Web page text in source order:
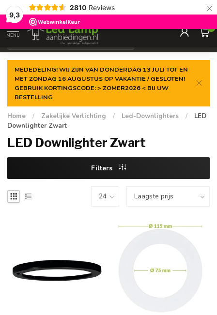
9,3
2810 Reviews ×
Gegarandeerde delaagste prijs
MENU
0
MEDEDELING! WIJ ZIJN VAN DONDERDAG 13 JULI TOT EN
MET ZONDAG 16 AUGUSTUS OP VAKANTIE / GESLOTEN!
GEBRUIK KORTINGSCODE: > ZOMER2026 < BIJ UW
BESTELLING
Home / Zakelijke Verlichting / Led-Downlighters /
LED
Downlighter Zwart
LED Downlighter Zwart
Filters